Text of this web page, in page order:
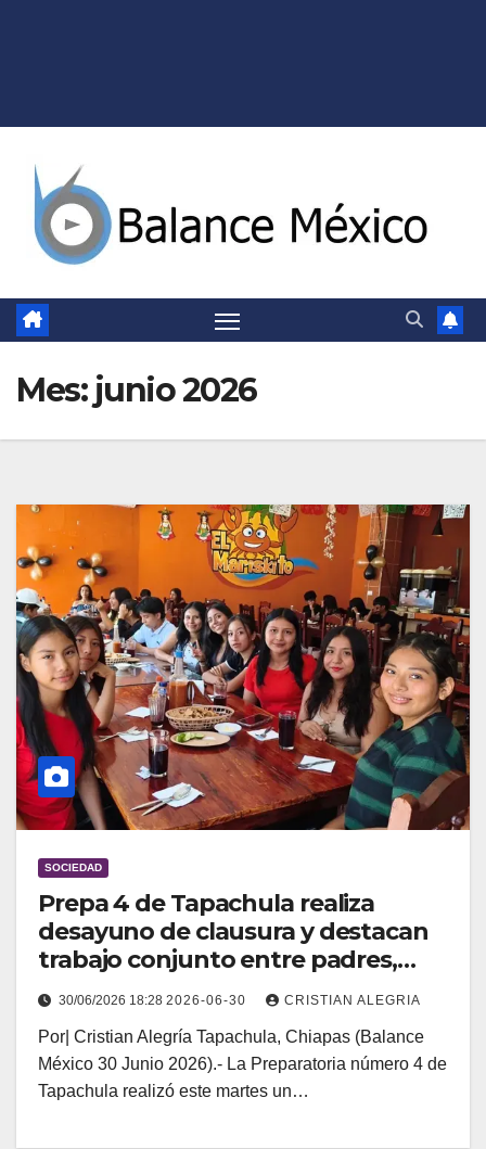
Mes: junio 2026
SOCIEDAD
Prepa 4 de Tapachula realiza
desayuno de clausura y destacan
trabajo conjunto entre padres,
docentes y directivos
30/06/2026 18:28 2026-06-30 CRISTIAN ALEGRIA
Por| Cristian Alegría Tapachula, Chiapas (Balance
México 30 Junio 2026).- La Preparatoria número 4 de
Tapachula realizó este martes un…